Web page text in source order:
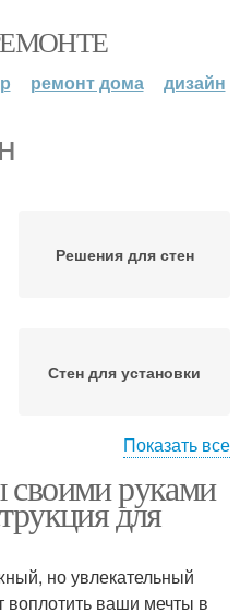
ремонт дома дизайн
Решения для стен
Стен для установки
Показать все
своими руками
для
но увлекательный
воплотить ваши мечты в